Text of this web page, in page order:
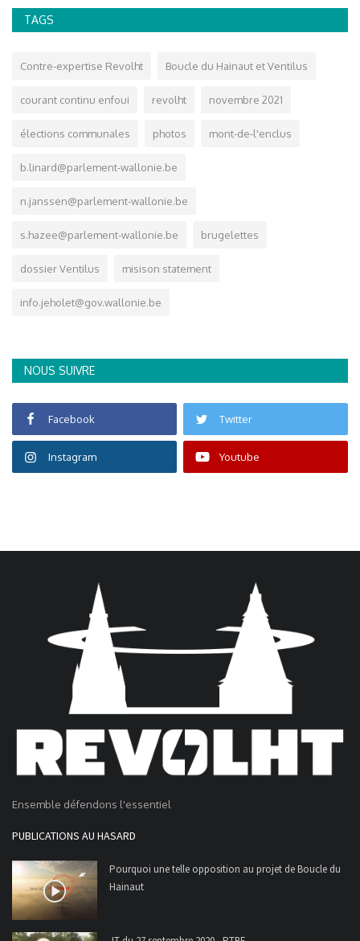
TAGS
Contre-expertise Revolht Boucle du Hainaut et Ventilus
courant continu enfoui revolht novembre 2021
élections communales photos mont-de-l'enclus
b.linard@parlement-wallonie.be
n.janssen@parlement-wallonie.be
s.hazee@parlement-wallonie.be brugelettes
dossier Ventilus misison statement
info.jeholet@gov.wallonie.be
NOUS SUIVRE
Facebook Twitter
Instagram Youtube
Ensemble défendons l'essentiel
PUBLICATIONS AU HASARD
Pourquoi une telle opposition au projet de Boucle du
Hainaut